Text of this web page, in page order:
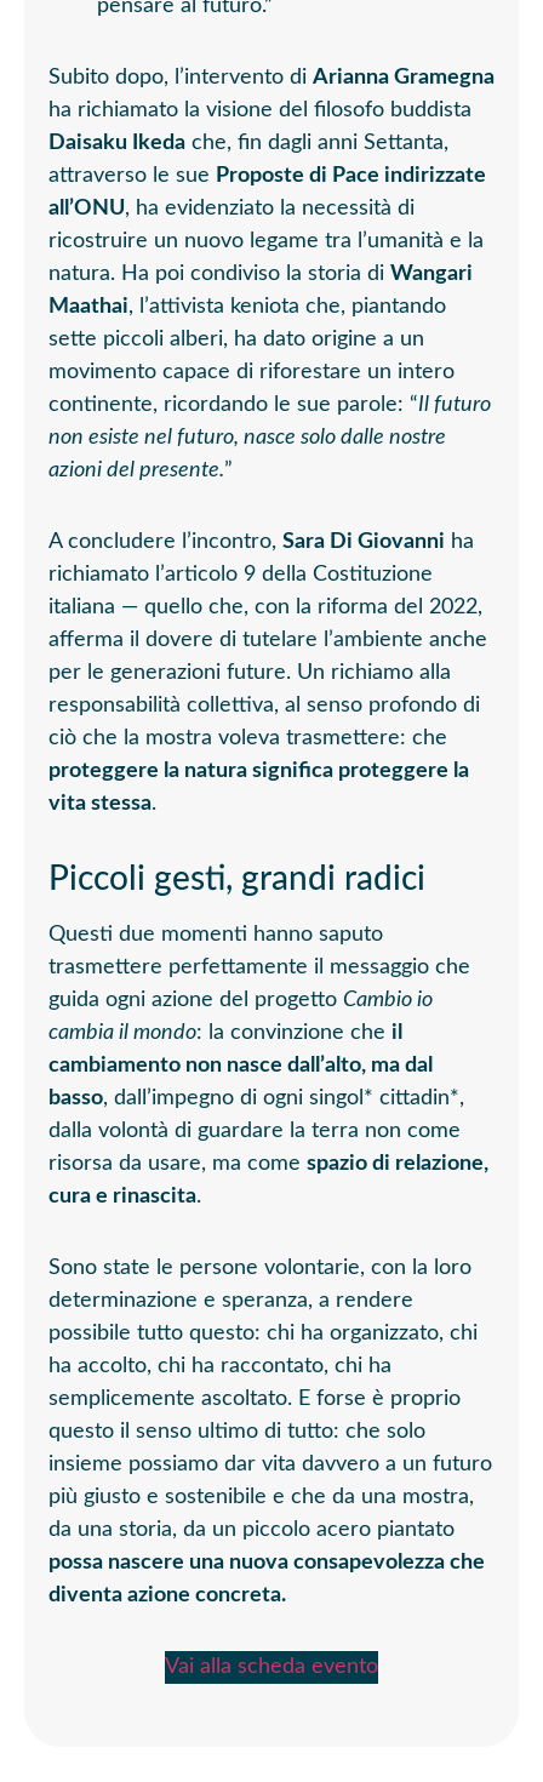
pensare al futuro.”
Subito dopo, l’intervento di Arianna Gramegna
ha richiamato la visione del filosofo buddista
Daisaku Ikeda che, fin dagli anni Settanta,
attraverso le sue Proposte di Pace indirizzate
all’ONU, ha evidenziato la necessità di
ricostruire un nuovo legame tra l’umanità e la
natura. Ha poi condiviso la storia di Wangari
Maathai, l’attivista keniota che, piantando
sette piccoli alberi, ha dato origine a un
movimento capace di riforestare un intero
continente, ricordando le sue parole: “Il futuro
non esiste nel futuro, nasce solo dalle nostre
azioni del presente.”
A concludere l’incontro, Sara Di Giovanni ha
richiamato l’articolo 9 della Costituzione
italiana — quello che, con la riforma del 2022,
afferma il dovere di tutelare l’ambiente anche
per le generazioni future. Un richiamo alla
responsabilità collettiva, al senso profondo di
ciò che la mostra voleva trasmettere: che
proteggere la natura significa proteggere la
vita stessa.
Piccoli gesti, grandi radici
Questi due momenti hanno saputo
trasmettere perfettamente il messaggio che
guida ogni azione del progetto Cambio io
cambia il mondo: la convinzione che il
cambiamento non nasce dall’alto, ma dal
basso, dall’impegno di ogni singol* cittadin*,
dalla volontà di guardare la terra non come
risorsa da usare, ma come spazio di relazione,
cura e rinascita.
Sono state le persone volontarie, con la loro
determinazione e speranza, a rendere
possibile tutto questo: chi ha organizzato, chi
ha accolto, chi ha raccontato, chi ha
semplicemente ascoltato. E forse è proprio
questo il senso ultimo di tutto: che solo
insieme possiamo dar vita davvero a un futuro
più giusto e sostenibile e che da una mostra,
da una storia, da un piccolo acero piantato
possa nascere una nuova consapevolezza che
diventa azione concreta.
Vai alla scheda evento